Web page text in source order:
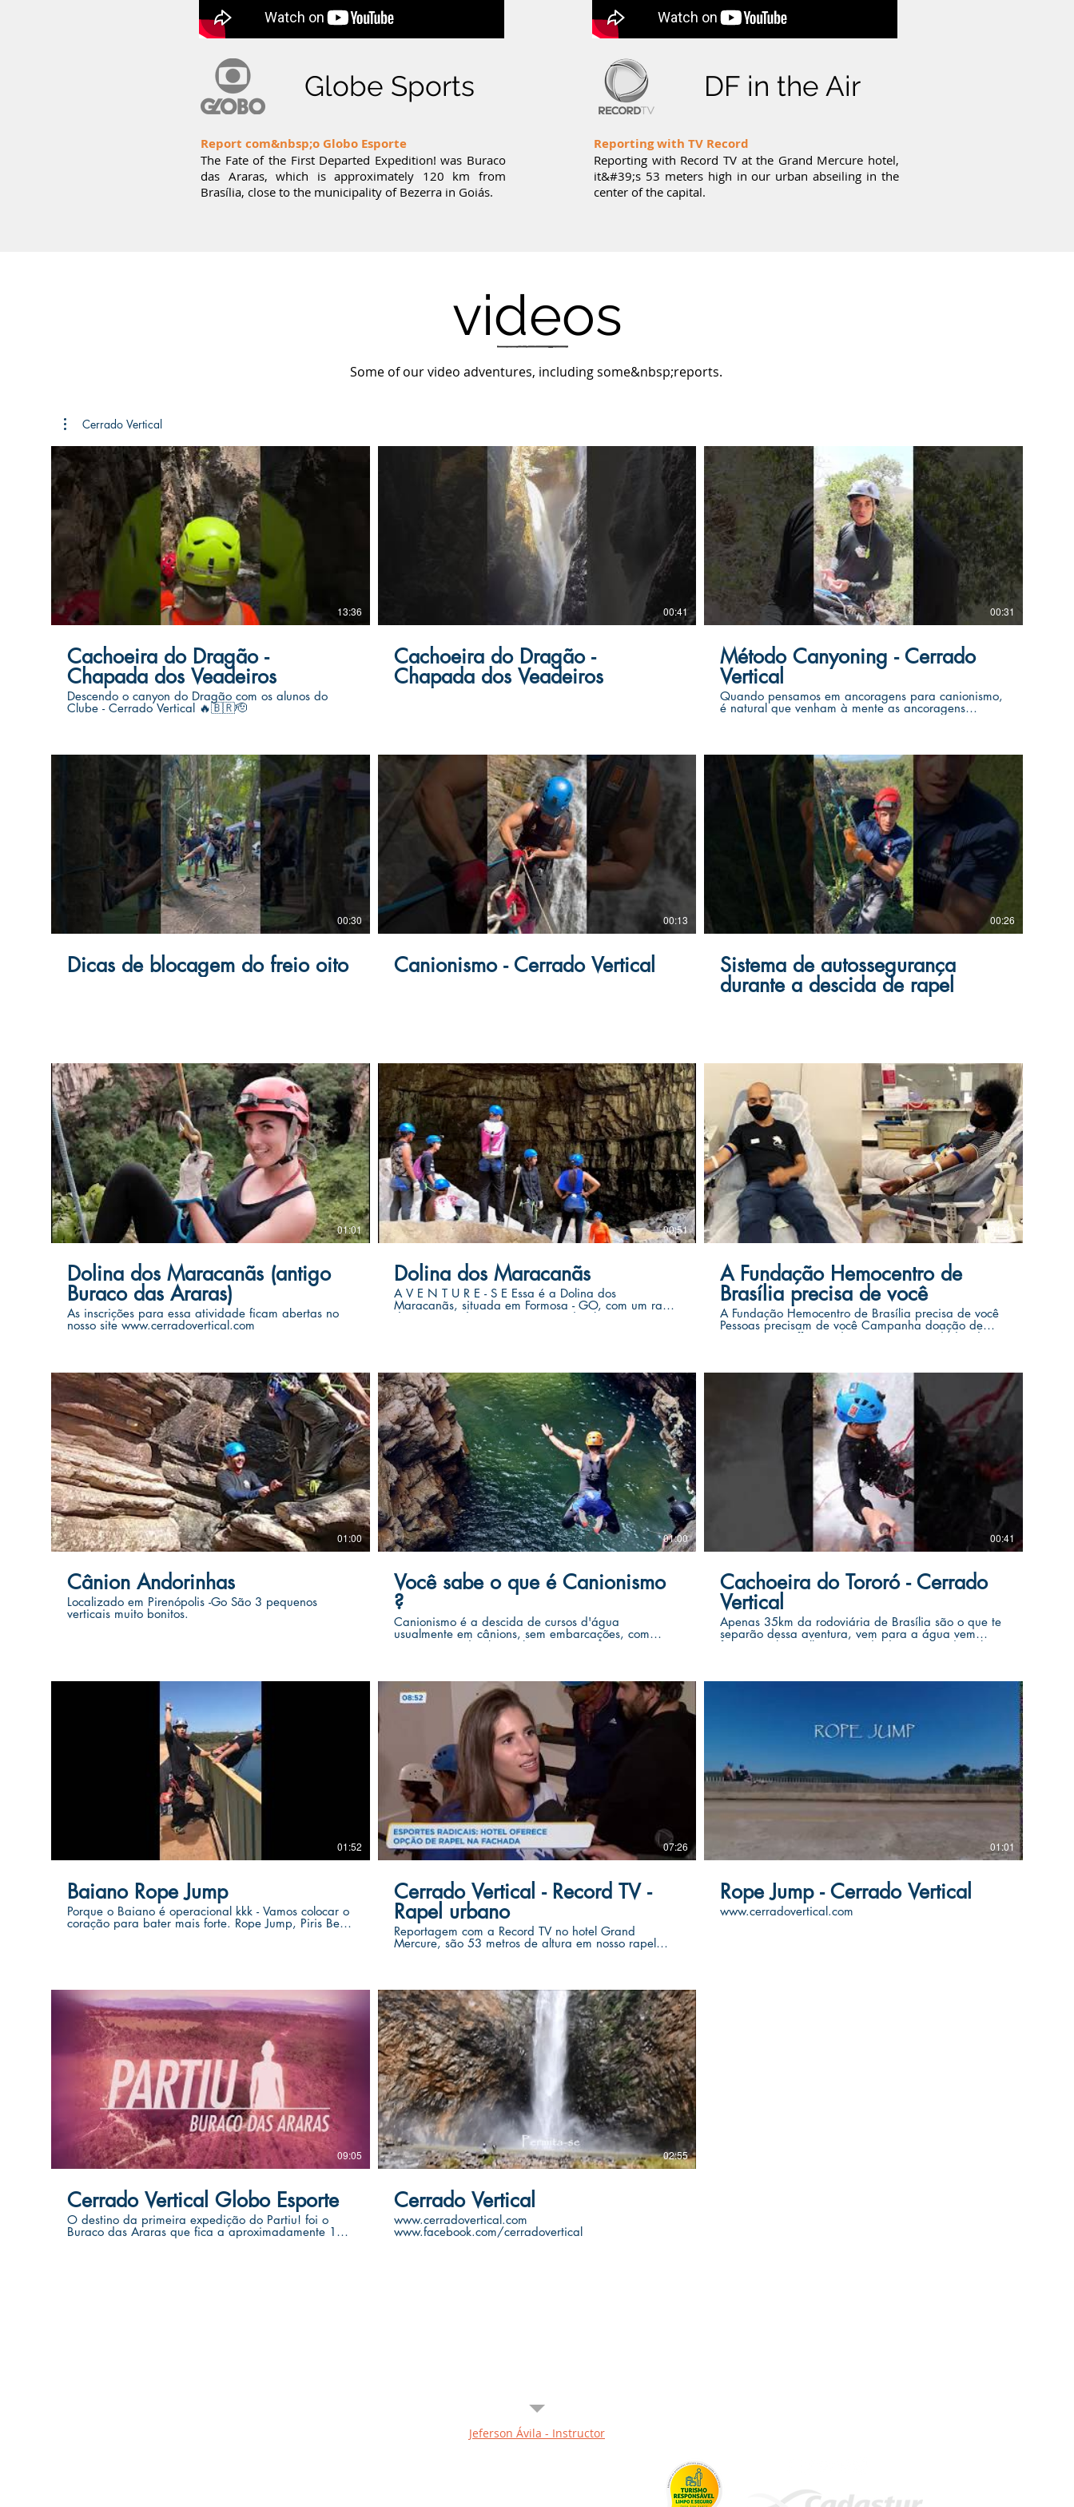
Globe Sports
Report com&nbsp;o Globo Esporte
The Fate of the First Departed Expedition! was Buraco
das Araras, which is approximately 120 km from
Brasília, close to the municipality of Bezerra in Goiás.
DF in the Air
Reporting with TV Record
Reporting with Record TV at the Grand Mercure hotel,
it&#39;s 53 meters high in our urban abseiling in the
center of the capital.
videos
Some of our video adventures, including some&nbsp;reports.
Cerrado Vertical
13:36
Cachoeira do Dragão -
Chapada dos Veadeiros
Descendo o canyon do Dragão com os alunos do
Clube - Cerrado Vertical 🔥🇧🇷🫡
00:41
Cachoeira do Dragão -
Chapada dos Veadeiros
00:31
Método Canyoning - Cerrado
Vertical
Quando pensamos em ancoragens para canionismo,
é natural que venham à mente as ancoragens
debreáveis, capazes de serem liberadas mesmo sob
minimizar os riscos envolvidos. O método canyoning
sem dúvidas é uma das melhores opções de
ancoragem debreáveis, os benéficos que ela
proporciona são vários tais como: Facilidade no
controle da descida Travamento unindo os pontos
Menor desgaste da corda Evita torções da corda
Fácil travamento
00:30
Dicas de blocagem do freio oito
00:13
Canionismo - Cerrado Vertical
00:26
Sistema de autossegurança
durante a descida de rapel
01:01
Dolina dos Maracanãs (antigo
Buraco das Araras)
As inscrições para essa atividade ficam abertas no
nosso site www.cerradovertical.com
00:51
Dolina dos Maracanãs
A V E N T U R E - S E Essa é a Dolina dos
Maracanãs, situada em Formosa - GO, com um rapel
de aproximadamente 70 metros de altura e uma
01:01
A Fundação Hemocentro de
Brasília precisa de você
A Fundação Hemocentro de Brasília precisa de você
Pessoas precisam de você Campanha doação de
sangue 30% off em todas as nossas atividades de
01:00
Cânion Andorinhas
Localizado em Pirenópolis -Go São 3 pequenos
verticais muito bonitos.
01:00
Você sabe o que é Canionismo
?
Canionismo é a descida de cursos d'água
usualmente em cânions, sem embarcações, com
transposição de obstáculos aquáticos, horizontais ou
00:41
Cachoeira do Tororó - Cerrado
Vertical
Apenas 35km da rodoviária de Brasília são o que te
separão dessa aventura, vem para a água vem
fazer rapel. Escolha seu modo de viver! #adrenalina
01:52
Baiano Rope Jump
Porque o Baiano é operacional kkk - Vamos colocar o
coração para bater mais forte. Rope Jump, Piris Belo
- GO
07:26
Cerrado Vertical - Record TV -
Rapel urbano
Reportagem com a Record TV no hotel Grand
Mercure, são 53 metros de altura em nosso rapel
01:01
Rope Jump - Cerrado Vertical
www.cerradovertical.com
09:05
Cerrado Vertical Globo Esporte
O destino da primeira expedição do Partiu! foi o
Buraco das Araras que fica a aproximadamente 120
km de Brasília com a equipe Cerrado Vertical.
02:55
Cerrado Vertical
www.cerradovertical.com
www.facebook.com/cerradovertical
Jeferson Ávila - Instructor